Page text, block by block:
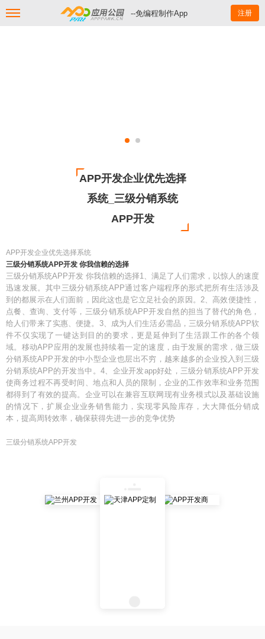
--免编程制作App 注册
APP开发企业优先选择
系统_三级分销系统
APP开发
APP开发企业优先选择系统
三级分销系统APP开发 你我信赖的选择
三级分销系统APP开发 你我信赖的选择1、满足了人们需求，以惊人的速度
迅速发展。其中三级分销系统APP通过客户端程序的形式把所有生活涉及
到的都展示在人们面前，因此这也是它立足社会的原因。2、高效便捷性，
点餐、查询、支付等，三级分销系统APP开发自然的担当了替代的角色，
给人们带来了实惠、便捷。3、成为人们生活必需品，三级分销系统APP软
件不仅实现了一键达到目的的要求，更是延伸到了生活跟工作的各个领
域。移动APP应用的发展也持续着一定的速度，由于发展的需求，做三级
分销系统APP开发的中小型企业也层出不穷，越来越多的企业投入到三级
分销系统APP的开发当中。4、企业开发app好处，三级分销系统APP开发
使商务过程不再受时间、地点和人员的限制，企业的工作效率和业务范围
都得到了有效的提高。企业可以在兼容互联网现有业务模式以及基础设施
的情况下，扩展企业业务销售能力，实现零风险库存，大大降低分销成
本，提高周转效率，确保获得先进一步的竞争优势
三级分销系统APP开发